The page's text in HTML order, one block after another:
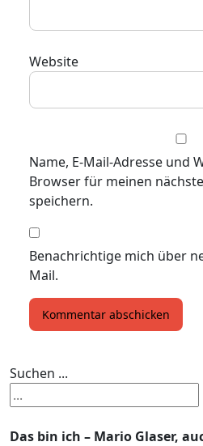
Website
Name, E-Mail-Adresse und
Browser für meinen
speichern.
Benachrichtige mich über
Mail.
Suchen ...
Das bin ich – Mario Glaser,